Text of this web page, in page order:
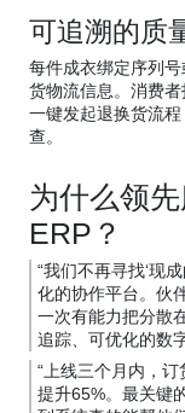
可追溯的质
每件成衣绑定序列
货物流信息。消费
一键发起退换货流
查。
为什么领
ERP？
“我们不再寻找‘现
化的协作平台。伙
一次有能力把分散
追踪、可优化的数
“上线三个月内，
提升65%。最关键